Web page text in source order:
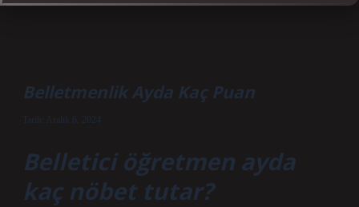
Belletmenlik Ayda Kaç Puan
Tarih: Aralık 6, 2024
Belletici öğretmen ayda
kaç nöbet tutar?